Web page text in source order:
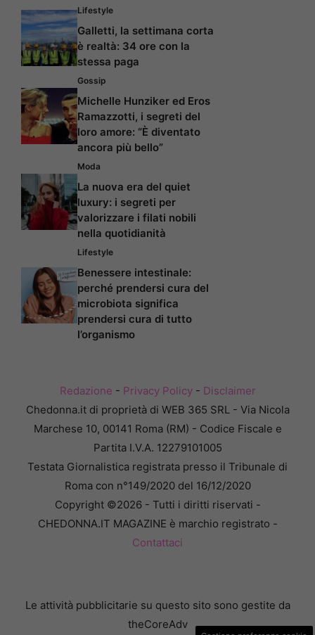
Lifestyle
Galletti, la settimana corta
è realtà: 34 ore con la
stessa paga
Gossip
Michelle Hunziker ed Eros
Ramazzotti, i segreti del
loro amore: “È diventato
ancora più bello”
Moda
La nuova era del quiet
luxury: i segreti per
valorizzare i filati nobili
nella quotidianità
Lifestyle
Benessere intestinale:
perché prendersi cura del
microbiota significa
prendersi cura di tutto
l’organismo
Redazione - Privacy Policy- Disclaimer
Chedonna.it di proprietà di WEB 365 SRL - Via Nicola
Marchese 10, 00141 Roma (RM) - Codice Fiscale e
Partita I.V.A. 12279101005
Testata Giornalistica registrata presso il Tribunale di
Roma con n°149/2020 del 16/12/2020
Copyright ©2026 - Tutti i diritti riservati -
CHEDONNA.IT MAGAZINE è marchio registrato -
Contattaci
Le attività pubblicitarie su questo sito sono gestite da
theCoreAdv